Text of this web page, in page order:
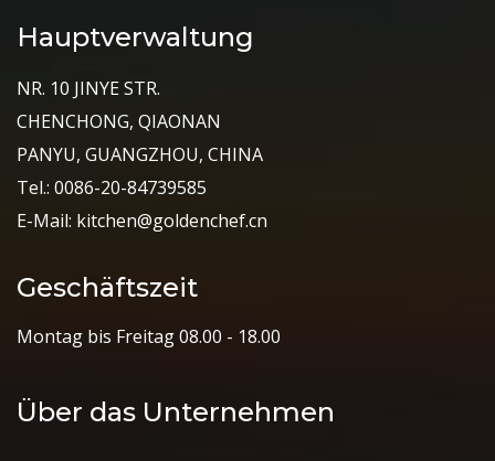
Hauptverwaltung
NR. 10 JINYE STR.
CHENCHONG, QIAONAN
PANYU, GUANGZHOU, CHINA
Tel.: 0086-20-84739585
E-Mail: kitchen@goldenchef.cn
Geschäftszeit
Montag bis Freitag 08.00 - 18.00
Über das Unternehmen